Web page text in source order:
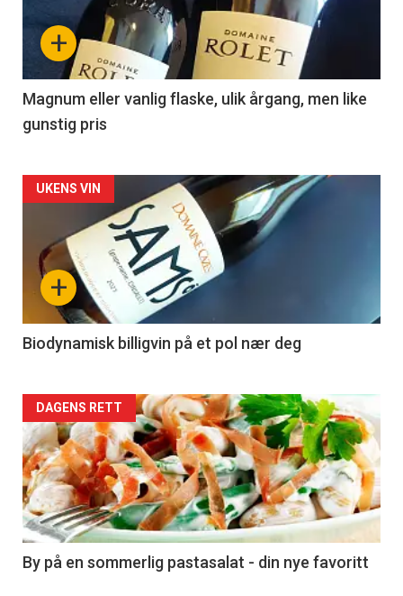
nå
3
+
Magnum eller vanlig flaske, ulik årgang, men like
gunstig pris
Forsiden
akkurat
nå
4
+
UKENS VIN
Biodynamisk billigvin på et pol nær deg
Forsiden
akkurat
nå
-
5
DAGENS RETT
By på en sommerlig pastasalat - din nye favoritt